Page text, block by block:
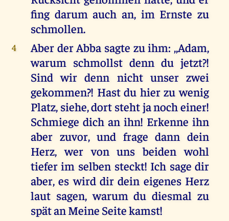
fing darum auch an, im Ernste zu
schmollen.
4
Aber der Abba sagte zu ihm: ,,Adam,
warum schmollst denn du jetzt?!
Sind wir denn nicht unser zwei
gekommen?! Hast du hier zu wenig
Platz, siehe, dort steht ja noch einer!
Schmiege dich an ihn! Erkenne ihn
aber zuvor, und frage dann dein
Herz, wer von uns beiden wohl
tiefer im selben steckt! Ich sage dir
aber, es wird dir dein eigenes Herz
laut sagen, warum du diesmal zu
spät an Meine Seite kamst!